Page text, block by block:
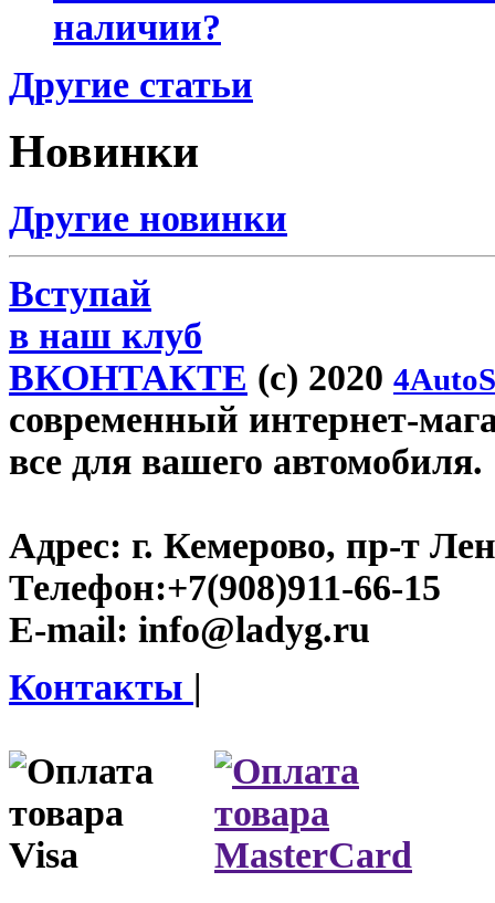
наличии?
Другие статьи
Новинки
Другие новинки
Вступай
в наш клуб
ВКОНТАКТЕ (c) 2020
современный интернет-
все для вашего автомобиля.
Адрес: г. Кемерово, пр-т
Телефон:+7(908)911-66-15
E-mail: info@ladyg.ru
Контакты |